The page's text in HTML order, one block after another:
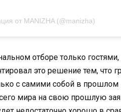
от MANIZHA (@manizha)
отборе только
это решение тем, что
с самими собой в
мира на свою прошлую